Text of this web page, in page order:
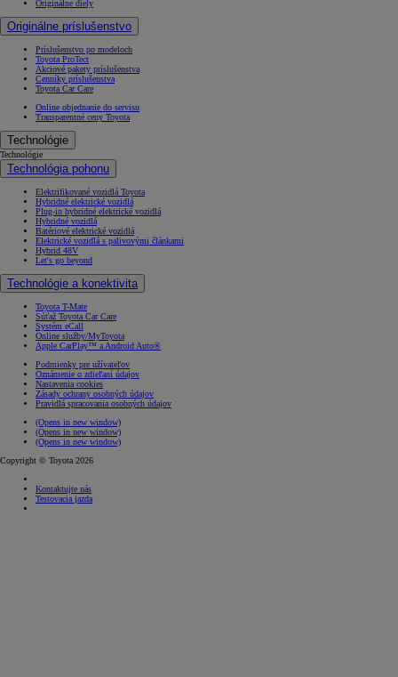
Originálne diely
Originálne príslušenstvo
Príslušenstvo po modeloch
Toyota ProTect
Akciové pakety príslušenstva
Cenníky príslušenstva
Toyota Car Care
Online objednanie do servisu
Transparentné ceny Toyota
Technológie
Technológie
Technológia pohonu
Elektrifikované vozidlá Toyota
Hybridné elektrické vozidlá
Plug-in hybridné elektrické vozidlá
Hybridné vozidlá
Batériové elektrické vozidlá
Elektrické vozidlá s palivovými článkami
Hybrid 48V
Let's go beyond
Technológie a konektivita
Toyota T-Mate
Súťaž Toyota Car Care
Systém eCall
Online služby/MyToyota
Apple CarPlay™ a Android Auto®
Podmienky pre užívateľov
Oznámenie o zdieľaní údajov
Nastavenia cookies
Zásady ochrany osobných údajov
Pravidlá spracovania osobných údajov
(Opens in new window)
(Opens in new window)
(Opens in new window)
Copyright © Toyota 2026
Kontaktujte nás
Testovacia jazda